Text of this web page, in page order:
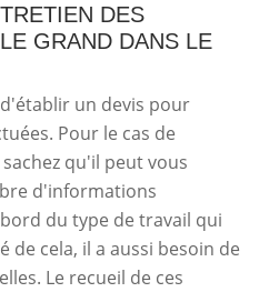
DES
GRAND DANS LE
un devis pour
Pour le cas de
qu'il peut vous
d'informations
du type de travail qui
de cela, il a aussi besoin de
Le recueil de ces